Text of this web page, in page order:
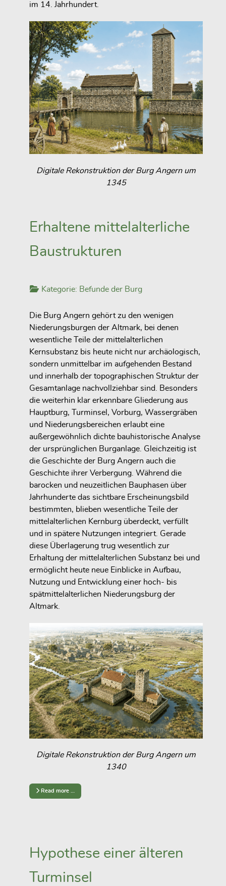
im 14. Jahrhundert.
Digitale Rekonstruktion der Burg Angern um
1345
Erhaltene mittelalterliche
Baustrukturen
Kategorie: Befunde der Burg
Die Burg Angern gehört zu den wenigen
Niederungsburgen der Altmark, bei denen
wesentliche Teile der mittelalterlichen
Kernsubstanz bis heute nicht nur archäologisch,
sondern unmittelbar im aufgehenden Bestand
und innerhalb der topographischen Struktur der
Gesamtanlage nachvollziehbar sind. Besonders
die weiterhin klar erkennbare Gliederung aus
Hauptburg, Turminsel, Vorburg, Wassergräben
und Niederungsbereichen erlaubt eine
außergewöhnlich dichte bauhistorische Analyse
der ursprünglichen Burganlage. Gleichzeitig ist
die Geschichte der Burg Angern auch die
Geschichte ihrer Verbergung. Während die
barocken und neuzeitlichen Bauphasen über
Jahrhunderte das sichtbare Erscheinungsbild
bestimmten, blieben wesentliche Teile der
mittelalterlichen Kernburg überdeckt, verfüllt
und in spätere Nutzungen integriert. Gerade
diese Überlagerung trug wesentlich zur
Erhaltung der mittelalterlichen Substanz bei und
ermöglicht heute neue Einblicke in Aufbau,
Nutzung und Entwicklung einer hoch- bis
spätmittelalterlichen Niederungsburg der
Altmark.
Digitale Rekonstruktion der Burg Angern um
1340
Read more …
Hypothese einer älteren
Turminsel